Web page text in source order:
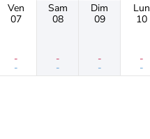
Ven
07
-
-
Sam
08
-
-
Dim
09
-
-
Lun
10
-
-